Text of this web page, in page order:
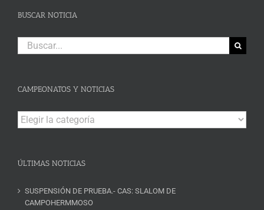
BUSCAR NOTICIA
Buscar:
CAMPEONATOS Y NOTICIAS
Campeonatos
y
ÚLTIMAS NOTICIAS
SUSPENSIÓN DE PRUEBA.- CAS: SLALOM DE
CAMPOHERMMOSO